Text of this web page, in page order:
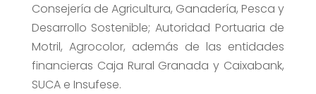
Consejería de Agricultura, Ganadería, Pesca y
Desarrollo Sostenible; Autoridad Portuaria de
Motril, Agrocolor, además de las entidades
financieras Caja Rural Granada y Caixabank,
SUCA e Insufese.